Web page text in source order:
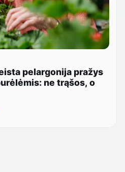
pelargonija pražys
ne trąšos, o